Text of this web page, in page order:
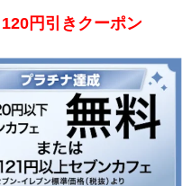
120円引きクーポン